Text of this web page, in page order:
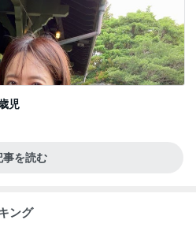
児
事を読む
ング